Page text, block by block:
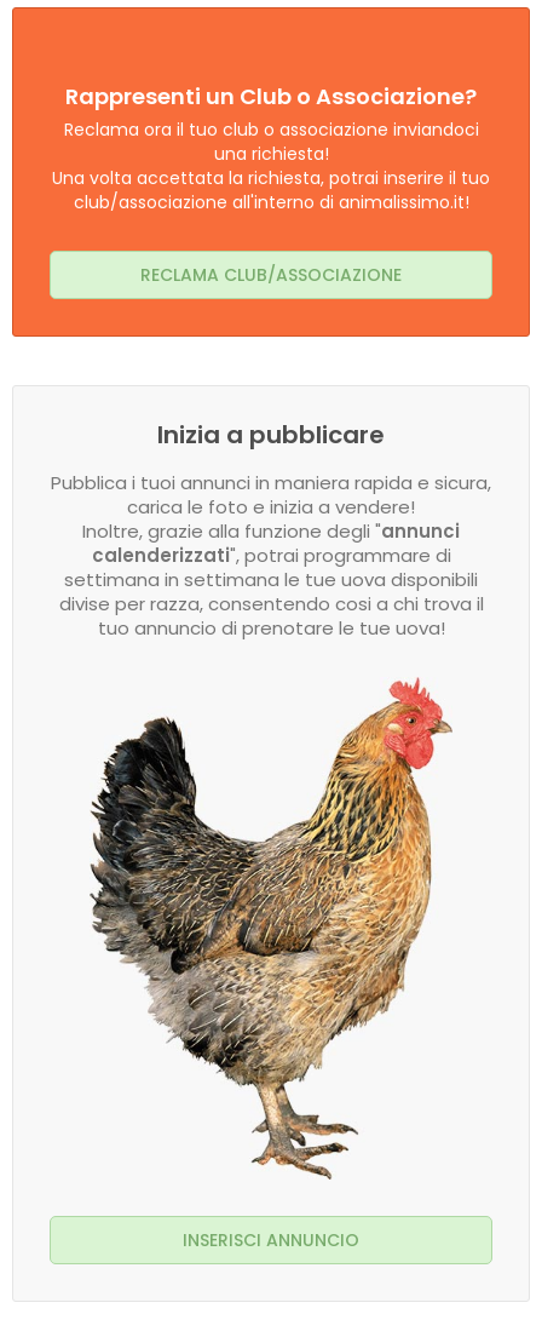
Rappresenti un Club o Associazione?
Reclama ora il tuo club o associazione inviandoci
una richiesta!
Una volta accettata la richiesta, potrai inserire il tuo
club/associazione all'interno di animalissimo.it!
RECLAMA CLUB/ASSOCIAZIONE
Inizia a pubblicare
Pubblica i tuoi annunci in maniera rapida e sicura,
carica le foto e inizia a vendere!
Inoltre, grazie alla funzione degli "annunci
calenderizzati", potrai programmare di
settimana in settimana le tue uova disponibili
divise per razza, consentendo cosi a chi trova il
tuo annuncio di prenotare le tue uova!
INSERISCI ANNUNCIO